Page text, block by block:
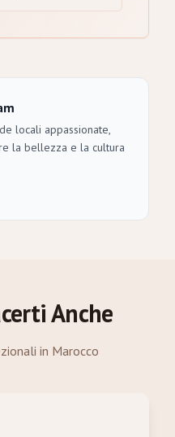
locali appassionate,
la bellezza e la cultura
Anche
in Marocco